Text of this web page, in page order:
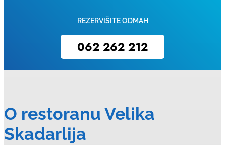
REZERVIŠITE ODMAH
062 262 212
O restoranu Velika
Skadarlija